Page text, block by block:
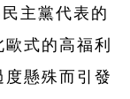
主黨代表的
式的高福利
懸殊而引發